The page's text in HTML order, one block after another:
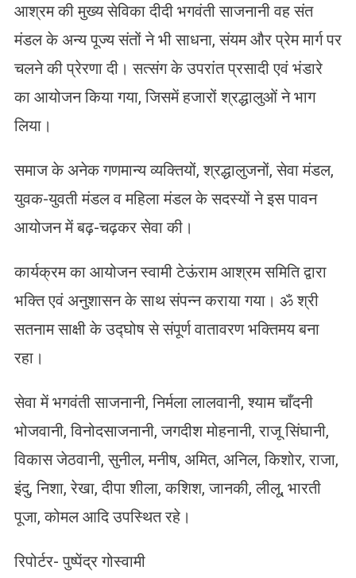
आश्रम की मुख्य सेविका दीदी भगवंती साजनानी वह संत
मंडल के अन्य पूज्य संतों ने भी साधना, संयम और प्रेम मार्ग पर
चलने की प्रेरणा दी। सत्संग के उपरांत प्रसादी एवं भंडारे
का आयोजन किया गया, जिसमें हजारों श्रद्धालुओं ने भाग
लिया।
समाज के अनेक गणमान्य व्यक्तियों, श्रद्धालुजनों, सेवा मंडल,
युवक-युवती मंडल व महिला मंडल के सदस्यों ने इस पावन
आयोजन में बढ़-चढ़कर सेवा की।
कार्यक्रम का आयोजन स्वामी टेऊंराम आश्रम समिति द्वारा
भक्ति एवं अनुशासन के साथ संपन्न कराया गया। ॐ श्री
सतनाम साक्षी के उद्घोष से संपूर्ण वातावरण भक्तिमय बना
रहा।
सेवा में भगवंती साजनानी, निर्मला लालवानी, श्याम चाँदनी
भोजवानी, विनोदसाजनानी, जगदीश मोहनानी, राजू सिंघानी,
विकास जेठवानी, सुनील, मनीष, अमित, अनिल, किशोर, राजा,
इंदु, निशा, रेखा, दीपा शीला, कशिश, जानकी, लीलू, भारती
पूजा, कोमल आदि उपस्थित रहे।
रिपोर्टर- पुष्पेंद्र गोस्वामी